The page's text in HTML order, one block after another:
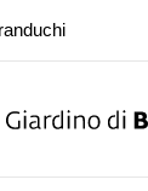
Sala dell'Iliade
Sala dell'Iliade